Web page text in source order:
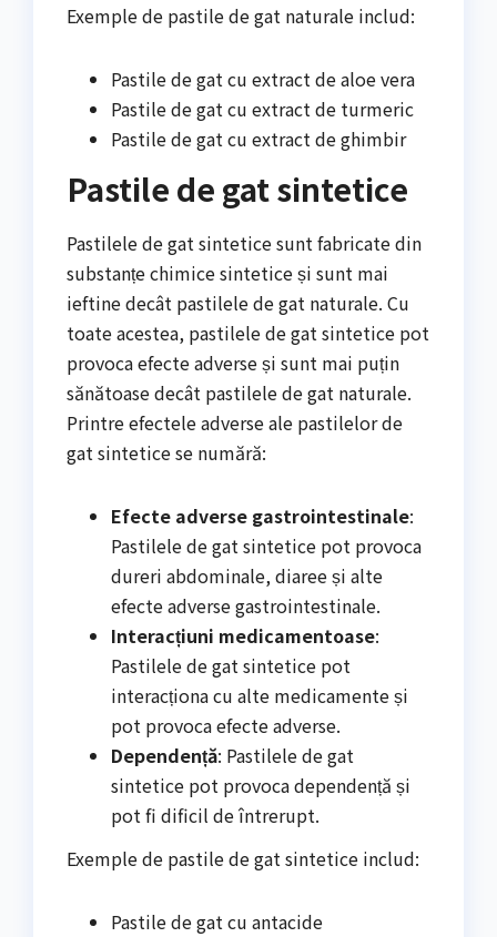
Exemple de pastile de gat naturale includ:
Pastile de gat cu extract de aloe vera
Pastile de gat cu extract de turmeric
Pastile de gat cu extract de ghimbir
Pastile de gat sintetice
Pastilele de gat sintetice sunt fabricate din
substanțe chimice sintetice și sunt mai
ieftine decât pastilele de gat naturale. Cu
toate acestea, pastilele de gat sintetice pot
provoca efecte adverse și sunt mai puțin
sănătoase decât pastilele de gat naturale.
Printre efectele adverse ale pastilelor de
gat sintetice se numără:
Efecte adverse gastrointestinale:
Pastilele de gat sintetice pot provoca
dureri abdominale, diaree și alte
efecte adverse gastrointestinale.
Interacțiuni medicamentoase:
Pastilele de gat sintetice pot
interacționa cu alte medicamente și
pot provoca efecte adverse.
Dependență: Pastilele de gat
sintetice pot provoca dependență și
pot fi dificil de întrerupt.
Exemple de pastile de gat sintetice includ:
Pastile de gat cu antacide